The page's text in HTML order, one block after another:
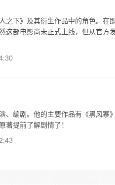
之下》及其衍生作品中的角色。在
这部电影尚未正式上线，但从官方
、编剧。他的主要作品有《黑风寨
著提前了解剧情了！